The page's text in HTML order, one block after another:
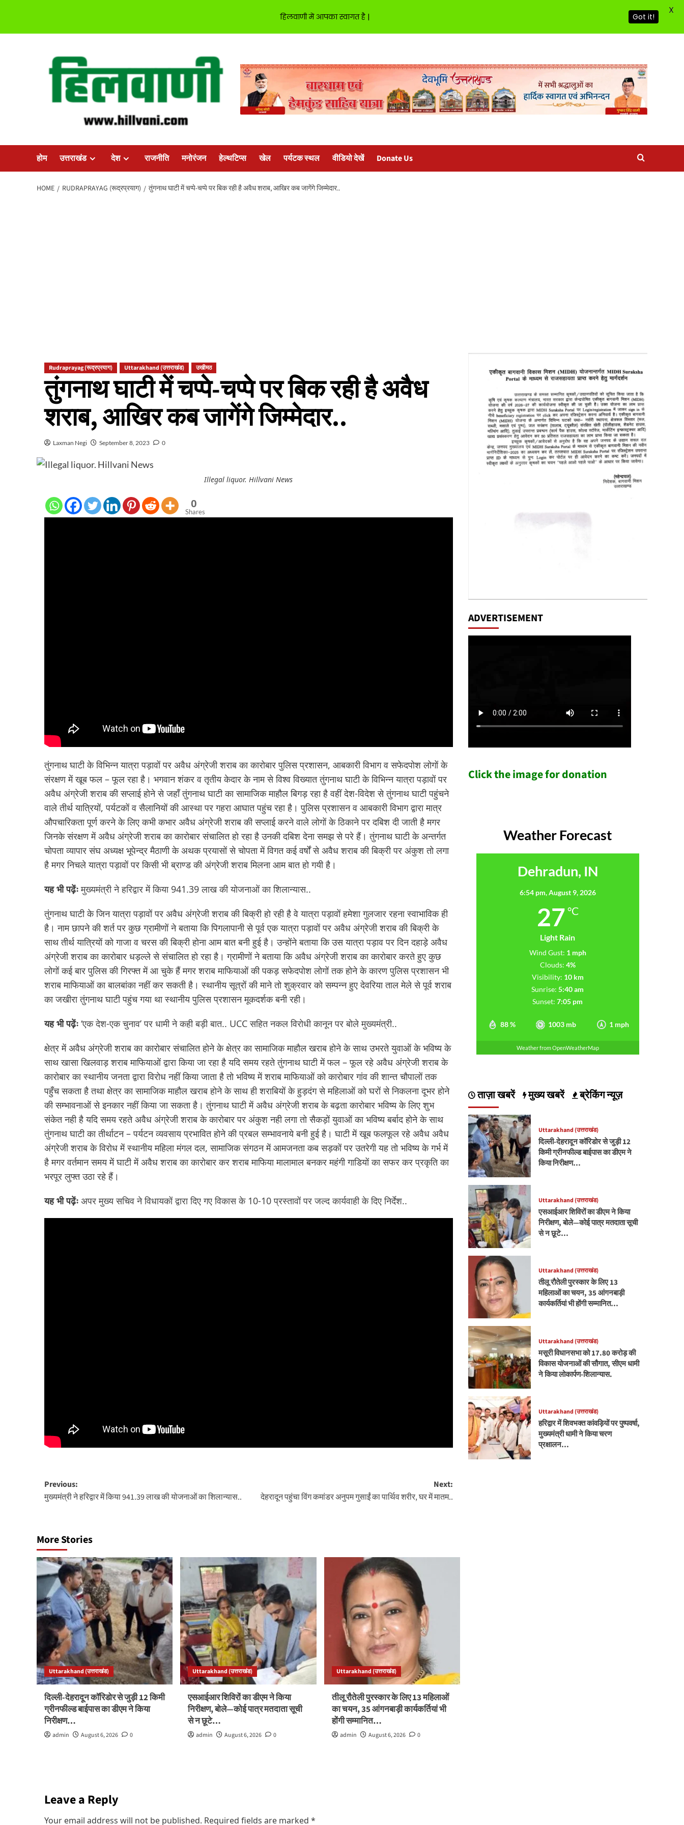
होम उत्तराखंड देश राजनीति मनोरंजन हेल्थटिप्स खेल पर्यटक स्थल वीडियो देखें Donate Us
HOME RUDRAPRAYAG (रूद्रप्रयाग) तुंगनाथ घाटी में चप्पे-चप्पे पर बिक रही है अवैध शराब, आखिर कब जागेंगे जिम्मेदार..
Rudraprayag (रूद्रप्रयाग) Uttarakhand (उत्तराखंड) उखीमठ
तुंगनाथ घाटी में चप्पे-चप्पे पर बिक रही है अवैध
शराब, आखिर कब जागेंगे जिम्मेदार..
Laxman Negi September 8, 2023 0
Illegal liquor. Hillvani News
0
Shares
तुंगनाथ घाटी के विभिन्न यात्रा पड़ावों पर अवैध अंग्रेजी शराब का कारोबार पुलिस प्रशासन, आबकारी विभाग व सफेदपोश लोगों के
संरक्षण में खूब फल – फूल रहा है। भगवान शंकर व तृतीय केदार के नाम से विश्व विख्यात तुंगनाथ घाटी के विभिन्न यात्रा पड़ावों पर
अवैध अंग्रेजी शराब की सप्लाई होने से जहाँ तुंगनाथ घाटी का सामाजिक माहौल बिगड़ रहा है वहीं देश-विदेश से तुंगनाथ घाटी पहुंचने
वाले तीर्थ यात्रियों, पर्यटकों व सैलानियों की आस्था पर गहरा आघात पहुंच रहा है। पुलिस प्रशासन व आबकारी विभाग द्वारा मात्र
औपचारिकता पूर्ण करने के लिए कभी कभार अवैध अंग्रेजी शराब की सप्लाई करने वाले लोगों के ठिकाने पर दबिश दी जाती है मगर
जिनके संरक्षण में अवैध अंग्रेजी शराब का कारोबार संचालित हो रहा है उनकी दबिश देना समझ से परे हैं। तुंगनाथ घाटी के अन्तर्गत
चोपता व्यापार संघ अध्यक्ष भूपेन्द्र मैठाणी के अथक प्रयासों से चोपता में विगत कई वर्षों से अवैध शराब की बिक्री पर अंकुश तो लगा
है मगर निचले यात्रा पड़ावों पर किसी भी ब्राण्ड की अंग्रेजी शराब मिलना आम बात हो गयी है।
यह भी पढ़ेंः मुख्यमंत्री ने हरिद्वार में किया 941.39 लाख की योजनाओं का शिलान्यास..
तुंगनाथ घाटी के जिन यात्रा पड़ावों पर अवैध अंग्रेजी शराब की बिक्री हो रही है वे यात्रा पड़ावों हमेशा गुलजार रहना स्वाभाविक ही
है। नाम छापने की शर्त पर कुछ ग्रामीणों ने बताया कि पिगलापानी से पूर्व एक यात्रा पड़ावों पर अवैध अंग्रेजी शराब की बिक्री के
साथ तीर्थ यात्रियों को गाजा व चरस की बिक्री होना आम बात बनी हुई है। उन्होंने बताया कि उस यात्रा पड़ाव पर दिन दहाड़े अवैध
अंग्रेजी शराब का कारोबार धड़ल्ले से संचालित हो रहा है। ग्रामीणों ने बताया कि अवैध अंग्रेजी शराब का कारोबार करते हुए कुछ
लोगों कई बार पुलिस की गिरफ्त में आ चुके हैं मगर शराब माफियाओं की पकड़ सफेदपोश लोगों तक होने के कारण पुलिस प्रशासन भी
शराब माफियाओं का बालबांका नहीं कर सकती है। स्थानीय सूत्रों की माने तो शुक्रवार को सम्पन्न हुए देवरिया ताल मेले से पूर्व शराब
का जखीरा तुंगनाथ घाटी पहुंच गया था स्थानीय पुलिस प्रशासन मूकदर्शक बनी रही।
यह भी पढ़ेंः ‘एक देश-एक चुनाव’ पर धामी ने कही बड़ी बात.. UCC सहित नकल विरोधी कानून पर बोले मुख्यमंत्री..
क्षेत्र में अवैध अंग्रेजी शराब का कारोबार संचालित होने के क्षेत्र का सामाजिक माहौल खराब होने के साथ उभरते युवाओं के भविष्य के
साथ खासा खिलवाड़ शराब माफियाओं द्वारा किया जा रहा है यदि समय रहते तुंगनाथ घाटी में फल – फूल रहे अवैध अंग्रेजी शराब के
कारोबार का स्थानीय जनता द्वारा विरोध नहीं किया जाता है तो भविष्य में शराब माफियाओं को कारोबार गांव की शान्त चौपालों तक
पहुँच सकता है तथा क्षेत्र का सामाजिक माहौल खराब होने के साथ ही शराबियों के हुड़दंग से महिलाओं को घरों से निकलना दूभर होने
की सम्भावनाओं से इनकार नहीं किया जा सकता है। तुंगनाथ घाटी में अवैध अंग्रेजी शराब के बढ़ता कारोबार भविष्य के लिए शुभ
संकेत नही है यदि समय रहते अवैध अंग्रेजी शराब के कारोबार पर अंकुश नही लगा तो सैकड़ों युवाओं का भविष्य बर्बाद होने के साथ
तुंगनाथ घाटी का तीर्थाटन – पर्यटन व्यवसाय प्रभावित होने की प्रबल सम्भावनाये बनी हुई है। घाटी में खूब फलफूल रहे अवैध अवैध
अंग्रेजी शराब के विरोध में स्थानीय महिला मंगल दल, सामाजिक संगठन में आमजनता कब सड़कों पर उतरेगी यह तो भविष्य के गर्भ में
है मगर वर्तमान समय में घाटी में अवैध शराब का कारोबार कर शराब माफिया मालामाल बनकर महंगी गाडियों का सफर कर प्रकृति का
भरपूर लुफ्त उठा रहे हैं।
यह भी पढ़ेंः अपर मुख्य सचिव ने विधायकों द्वारा दिए गए विकास के 10-10 प्रस्तावों पर जल्द कार्यवाही के दिए निर्देश..
Post
navigation
Previous:
मुख्यमंत्री ने हरिद्वार में किया 941.39 लाख की योजनाओं का शिलान्यास..
Next:
देहरादून पहुंचा विंग कमांडर अनुपम गुसाईं का पार्थिव शरीर, घर में मातम..
More Stories
Uttarakhand (उत्तराखंड)
दिल्ली-देहरादून कॉरिडोर से जुड़ी 12 किमी
ग्रीनफील्ड बाईपास का डीएम ने किया
निरीक्षण…
admin August 6, 2026 0
Uttarakhand (उत्तराखंड)
एसआईआर शिविरों का डीएम ने किया
निरीक्षण, बोले—कोई पात्र मतदाता सूची
से न छूटे…
admin August 6, 2026 0
Uttarakhand (उत्तराखंड)
तीलू रौतेली पुरस्कार के लिए 13 महिलाओं
का चयन, 35 आंगनबाड़ी कार्यकर्तियां भी
होंगी सम्मानित…
admin August 6, 2026 0
Leave a Reply
Your email address will not be published. Required fields are marked *
ADVERTISEMENT
Click the image for donation
Weather Forecast
Dehradun, IN
6:54 pm,August 9, 2026
27 °C
Light Rain
88 % 1003 mb 1 mph
Wind Gust: 1 mph
Clouds: 4%
Visibility: 10 km
Sunrise: 5:40 am
Sunset: 7:05 pm
Weather from OpenWeatherMap
ताज़ा खबरें मुख्य खबरें ब्रेकिंग न्यूज़
Uttarakhand (उत्तराखंड)
दिल्ली-देहरादून कॉरिडोर से जुड़ी 12
किमी ग्रीनफील्ड बाईपास का डीएम ने
किया निरीक्षण…
Uttarakhand (उत्तराखंड)
एसआईआर शिविरों का डीएम ने किया
निरीक्षण, बोले—कोई पात्र मतदाता सूची
से न छूटे…
Uttarakhand (उत्तराखंड)
तीलू रौतेली पुरस्कार के लिए 13
महिलाओं का चयन, 35 आंगनबाड़ी
कार्यकर्तियां भी होंगी सम्मानित…
Uttarakhand (उत्तराखंड)
मसूरी विधानसभा को 17.80 करोड़ की
विकास योजनाओं की सौगात, सीएम धामी
ने किया लोकार्पण-शिलान्यास.
Uttarakhand (उत्तराखंड)
हरिद्वार में शिवभक्त कांवड़ियों पर पुष्पवर्षा,
मुख्यमंत्री धामी ने किया चरण
प्रक्षालन…
हिलवाणी में आपका स्वागत है | Got it!
X